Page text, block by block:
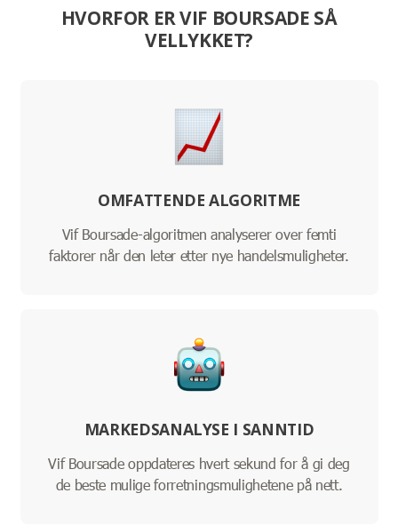
HVORFOR ER VIF BOURSADE SÅ
VELLYKKET?
OMFATTENDE ALGORITME
Vif Boursade-algoritmen analyserer over femti
faktorer når den leter etter nye handelsmuligheter.
MARKEDSANALYSE I SANNTID
Vif Boursade oppdateres hvert sekund for å gi deg
de beste mulige forretningsmulighetene på nett.